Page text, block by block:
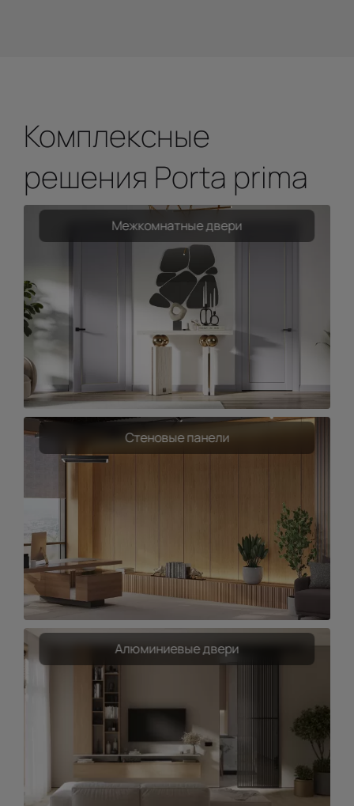
Комплексные
решения Porta prima
Межкомнатные двери
Стеновые панели
Алюминиевые двери